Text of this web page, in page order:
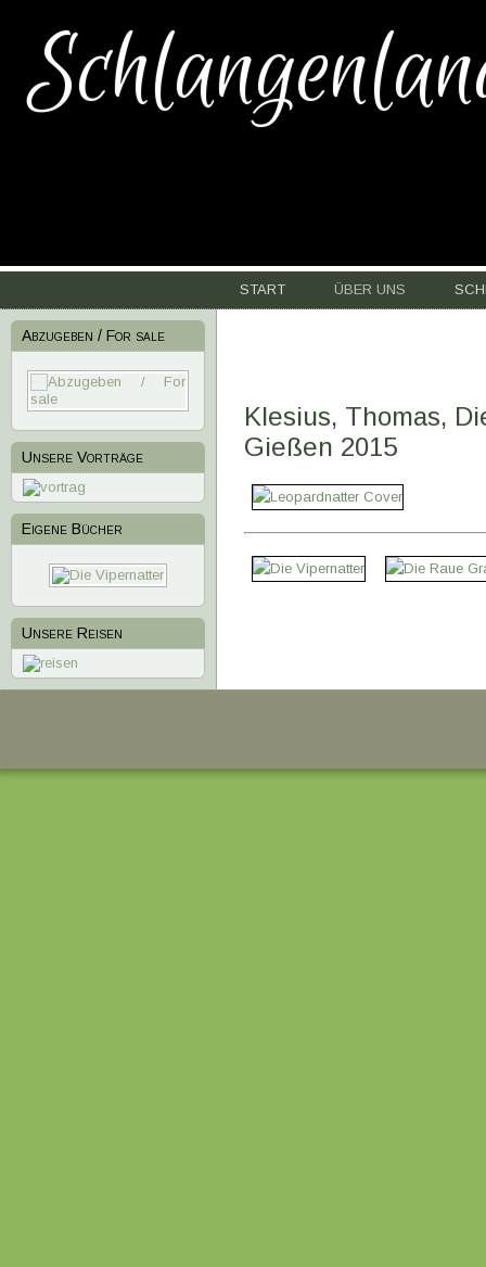
START ÜBER UNS
Abzugeben / For sale
Unsere Vorträge
Eigene Bücher
1 2
Unsere Reisen
Klesius, Thomas,
Gießen 2015